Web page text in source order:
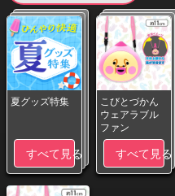
夏グッズ特集
すべて見る
こびとづかん
ウェアラブル
ファン
すべて見る